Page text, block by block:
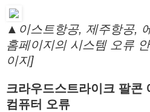
▲이스트항공, 제주항공,
홈페이지의 시스템 오류
이지]
크라우드스트라이크 팔콘
컴퓨터 오류